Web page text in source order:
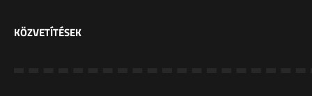
KÖZVETÍTÉSEK